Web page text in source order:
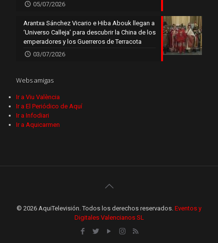
05/07/2026
Arantxa Sánchez Vicario e Hiba Abouk llegan a
‘Universo Calleja’ para descubrir la China de los
emperadores y los Guerreros de Terracota
03/07/2026
Webs amigas
Ir a Viu València
Ir a El Periódico de Aquí
Ir a Infodiari
Ir a Aquicarmen
© 2026 AquiTelevisión. Todos los derechos reservados. Eventos y
Digitales Valencianos SL